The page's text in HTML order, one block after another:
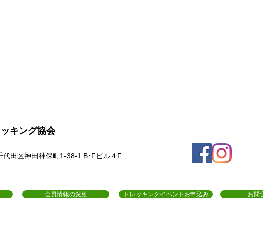
キング協会
代田区神田神保町1-38-1 B･Fビル４F
会員情報の変更 トレッキングイベントお申込み お問